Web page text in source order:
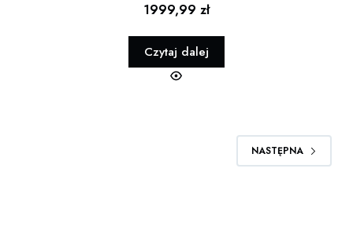
1999,99 zł
Czytaj dalej
NASTĘPNA